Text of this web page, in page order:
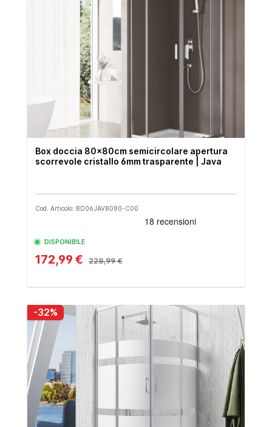
Box doccia 80x80cm semicircolare apertura
scorrevole cristallo 6mm trasparente | Java
Cod. Articolo: BD06JAV8080-C00
DISPONIBILE
172,99 € 228,99 €
-32%